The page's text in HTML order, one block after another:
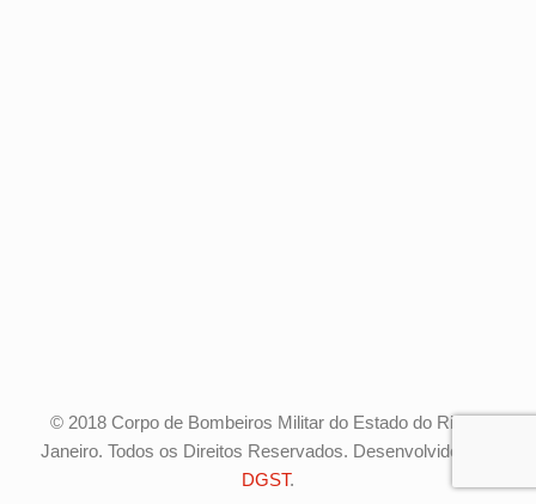
© 2018 Corpo de Bombeiros Militar do Estado do Rio de
Janeiro. Todos os Direitos Reservados. Desenvolvido pela
DGST.